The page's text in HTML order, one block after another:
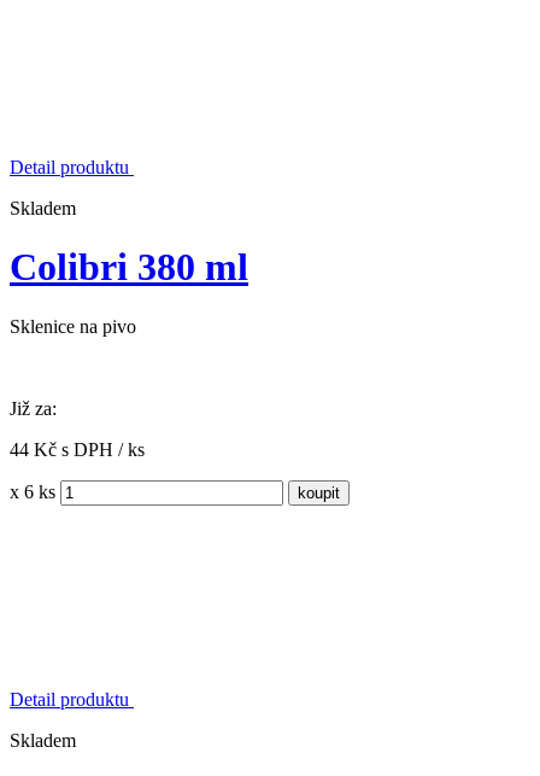
Detail produktu
Skladem
Colibri 380 ml
Sklenice na pivo
Již za:
44 Kč s DPH / ks
x 6 ks
Detail produktu
Skladem